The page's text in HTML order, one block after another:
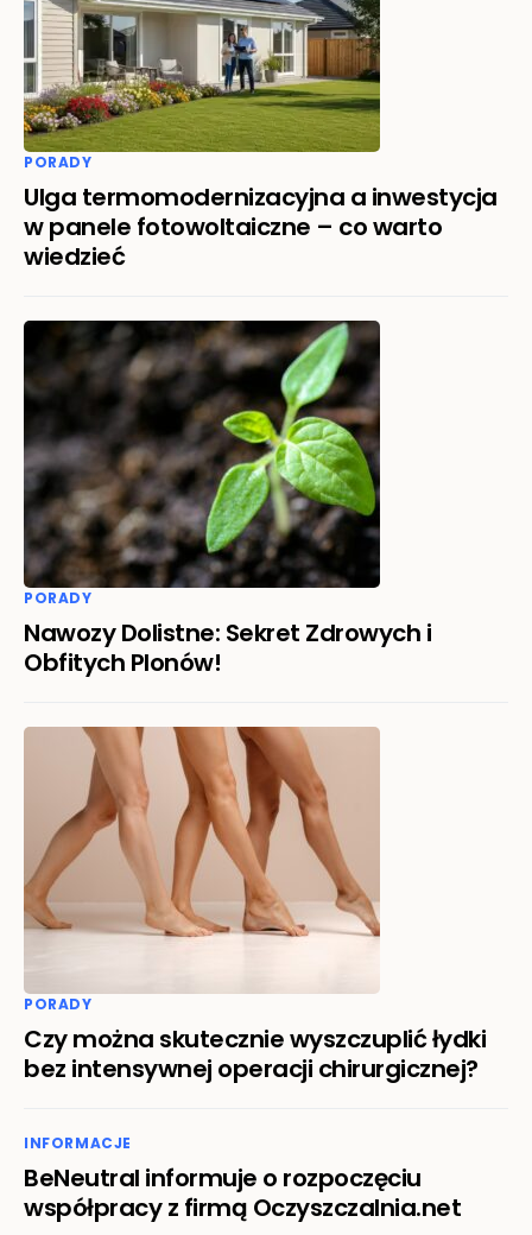
PORADY
Ulga termomodernizacyjna a inwestycja
w panele fotowoltaiczne – co warto
wiedzieć
PORADY
Nawozy Dolistne: Sekret Zdrowych i
Obfitych Plonów!
PORADY
Czy można skutecznie wyszczuplić łydki
bez intensywnej operacji chirurgicznej?
INFORMACJE
BeNeutral informuje o rozpoczęciu
współpracy z firmą Oczyszczalnia.net